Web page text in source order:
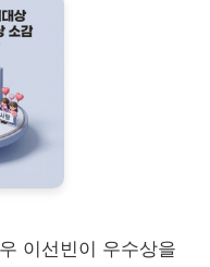
이선빈이 우수상을